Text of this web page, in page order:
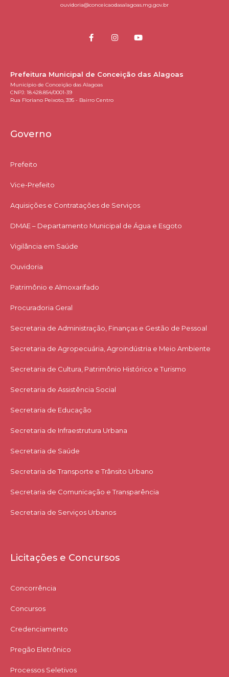
ouvidoria@conceicaodasalagoas.mg.gov.br
Prefeitura Municipal de Conceição das Alagoas
Município de Conceição das Alagoas
CNPJ: 18.428.854/0001-39
Rua Floriano Peixoto, 395 - Bairro Centro
Governo
Prefeito
Vice-Prefeito
Aquisições e Contratações de Serviços​
DMAE – Departamento Municipal de Água e Esgoto
Vigilância em Saúde
Ouvidoria
Patrimônio e Almoxarifado
Procuradoria Geral
Secretaria de Administração, Finanças e Gestão de Pessoal
Secretaria de Agropecuária, Agroindústria e Meio Ambiente
Secretaria de Cultura, Patrimônio Histórico e Turismo
Secretaria de Assistência Social
Secretaria de Educação
Secretaria de Infraestrutura Urbana
Secretaria de Saúde
Secretaria de Transporte e Trânsito Urbano
Secretaria de Comunicação e Transparência
Secretaria de Serviços Urbanos
Licitações e Concursos
Concorrência
Concursos
Credenciamento
Pregão Eletrônico
Processos Seletivos